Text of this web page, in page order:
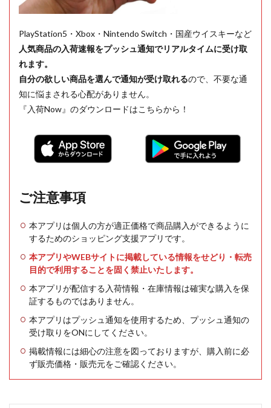
PlayStation5・Xbox・Nintendo Switch・国産ウイスキーなど
人気商品の入荷速報をプッシュ通知でリアルタイムに受け取
れます。
自分の欲しい商品を選んで通知が受け取れるので、不要な通
知に悩まされる心配がありません。
『入荷Now』のダウンロードはこちらから！
ご注意事項
本アプリは個人の方が適正価格で商品購入ができるように
するためのショッピング支援アプリです。
本アプリやWEBサイトに掲載している情報をせどり・転売
目的で利用することを固く禁止いたします。
本アプリが配信する入荷情報・在庫情報は確実な購入を保
証するものではありません。
本アプリはプッシュ通知を使用するため、プッシュ通知の
受け取りをONにしてください。
掲載情報には細心の注意を図っておりますが、購入前に必
ず販売価格・販売元をご確認ください。